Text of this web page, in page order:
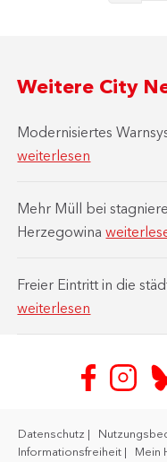
Weitere City
Modernisiertes
weiterlesen
Mehr Müll bei
Herzegowina
Freier Eintritt in die
weiterlesen
Datenschutz
Informationsfreiheit
Mein